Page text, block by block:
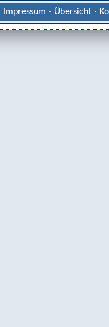
Impressum · Übersicht ·